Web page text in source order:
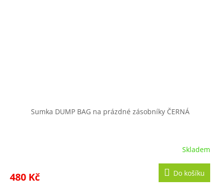
Sumka DUMP BAG na prázdné zásobníky ČERNÁ
Skladem
480 Kč Do košíku